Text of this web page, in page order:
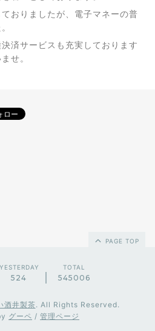
おりましたが、電子マネーの普
済サービスも充実しております
せ。
PAGE TOP
YESTERDAY
524
TOTAL
545006
酒井製茶. All Rights Reserved.
グーペ / 管理ページ